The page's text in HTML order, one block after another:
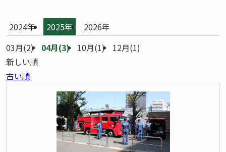
2024年 2025年
2026年
03月(2)
04月(3) 10月(1)
12月(1)
新しい順
古い順